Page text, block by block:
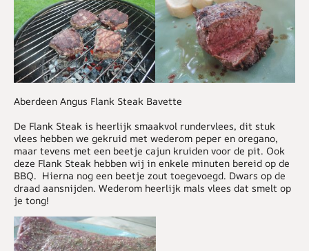
Aberdeen Angus Flank Steak Bavette
De Flank Steak is heerlijk smaakvol rundervlees, dit stuk
vlees hebben we gekruid met wederom peper en oregano,
maar tevens met een beetje cajun kruiden voor de pit. Ook
deze Flank Steak hebben wij in enkele minuten bereid op de
BBQ. Hierna nog een beetje zout toegevoegd. Dwars op de
draad aansnijden. Wederom heerlijk mals vlees dat smelt op
je tong!